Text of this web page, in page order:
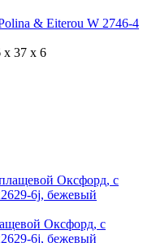
& Eiterou W 2746-4
x 37 x 6
Оксфорд, с
6j, бежевый